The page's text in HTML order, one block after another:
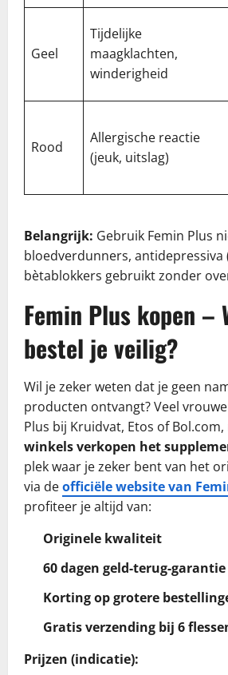
Geel
Tijdelijke
maagklachten,
winderigheid
Rood
Allergische reactie
(jeuk, uitslag)
Belangrijk: Gebruik Femin Plus
bloedverdunners, antidepressiva
bètablokkers gebruikt zonder
Femin Plus kopen –
bestel je veilig?
Wil je zeker weten dat je geen
producten ontvangt? Veel
Plus bij Kruidvat, Etos of
winkels verkopen het
plek waar je zeker bent van het
via deofficiële website van
profiteer je altijd van:
Originele kwaliteit
60 dagen geld-terug-garantie
Korting op grotere
Gratis verzending bij 6
Prijzen (indicatie):